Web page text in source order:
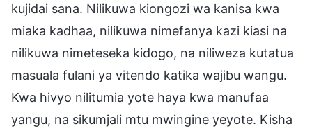
kujidai sana. Nilikuwa kiongozi wa kanisa kwa
miaka kadhaa, nilikuwa nimefanya kazi kiasi na
nilikuwa nimeteseka kidogo, na niliweza kutatua
masuala fulani ya vitendo katika wajibu wangu.
Kwa hivyo nilitumia yote haya kwa manufaa
yangu, na sikumjali mtu mwingine yeyote. Kisha